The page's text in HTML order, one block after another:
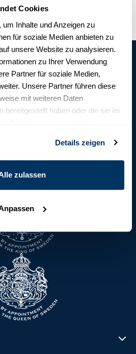
Cookies
Inhalte und Anzeigen zu
für soziale Medien anbieten zu
unsere Website zu analysieren.
zu Ihrer Verwendung
Partner für soziale Medien,
Unsere Partner führen diese
mit weiteren Daten
bereitgestellt haben oder die sie im
Details zeigen
zulassen
besten Stoffe und Besätze,
zu fertigen, die sich auf
solider Handwerkskunst.